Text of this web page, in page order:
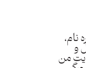
نام،
و
من